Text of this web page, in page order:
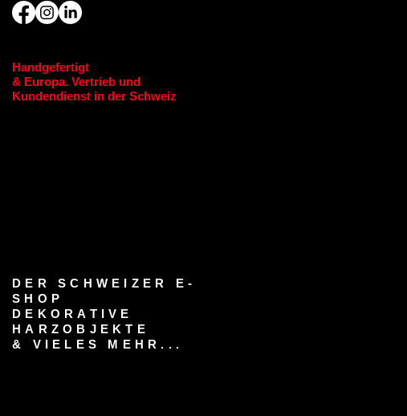
Handgefertigt
& Europa. Vertrieb und
Kundendienst in der Schweiz
DER SCHWEIZER E-
SHOP
DEKORATIVE
HARZOBJEKTE
& VIELES MEHR...